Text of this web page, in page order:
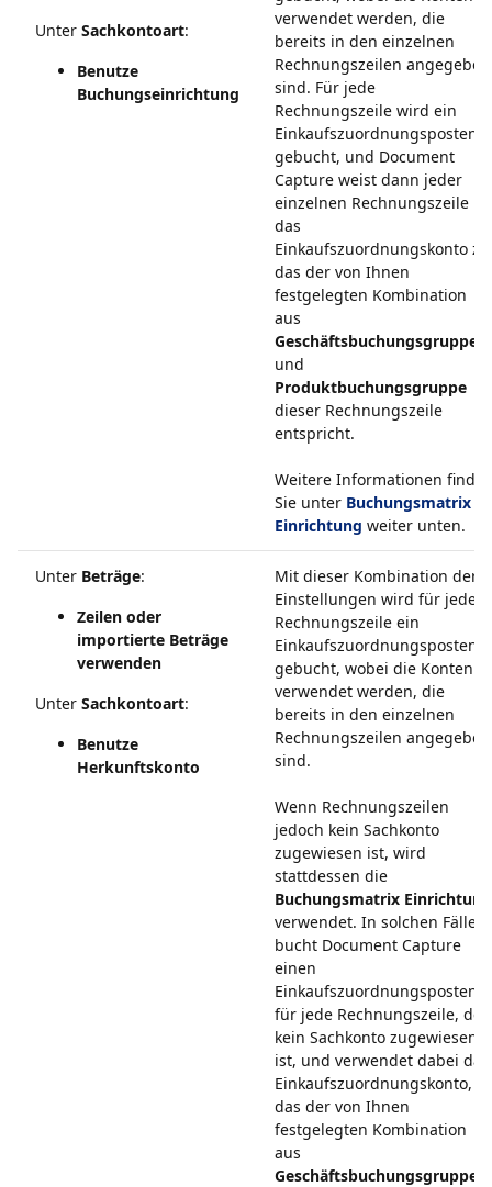
Unter Sachkontoart:
Benutze
Buchungseinrichtung
verwendet werden, die
bereits in den einzelnen
Rechnungszeilen angegeben
sind. Für jede
Rechnungszeile wird ein
Einkaufszuordnungsposten
gebucht, und Document
Capture weist dann jeder
einzelnen Rechnungszeile
das
Einkaufszuordnungskonto
das der von Ihnen
festgelegten Kombination
aus
Geschäftsbuchungsgruppe
und
Produktbuchungsgruppe
dieser Rechnungszeile
entspricht.
Weitere Informationen
Sie unter Buchungsmatrix
Einrichtung weiter unten.
Unter Beträge:
Zeilen oder
importierte Beträge
verwenden
Unter Sachkontoart:
Benutze
Herkunftskonto
Mit dieser Kombination der
Einstellungen wird für jede
Rechnungszeile ein
Einkaufszuordnungsposten
gebucht, wobei die Konten
verwendet werden, die
bereits in den einzelnen
Rechnungszeilen angegeben
sind.
Wenn Rechnungszeilen
jedoch kein Sachkonto
zugewiesen ist, wird
stattdessen die
Buchungsmatrix Einrichtung
verwendet. In solchen Fällen
bucht Document Capture
einen
Einkaufszuordnungsposten
für jede Rechnungszeile, der
kein Sachkonto zugewiesen
ist, und verwendet dabei das
Einkaufszuordnungskonto,
das der von Ihnen
festgelegten Kombination
aus
Geschäftsbuchungsgruppe